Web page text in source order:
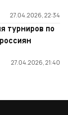
27.04.2026, 22:34
турниров по
27.04.2026, 21:40